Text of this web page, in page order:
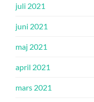
juli 2021
juni 2021
maj 2021
april 2021
mars 2021